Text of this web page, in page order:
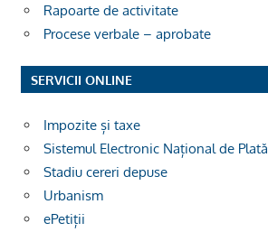
Rapoarte de activitate
Procese verbale – aprobate
SERVICII ONLINE
Impozite și taxe
Sistemul Electronic Național de Plată
Stadiu cereri depuse
Urbanism
ePetiții